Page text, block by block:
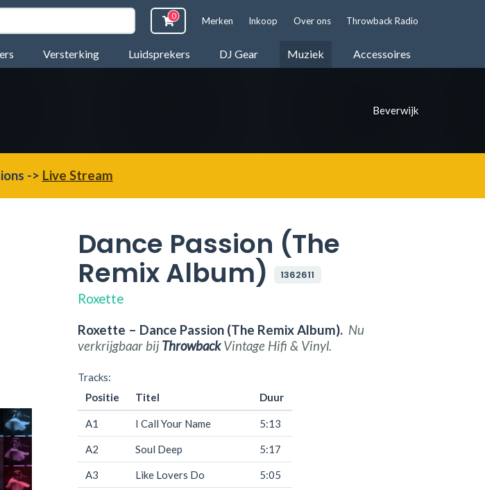
Versterking Luidsprekers DJ Gear Muziek Accessoires
Merken Inkoop Over ons Throwback Radio
Beverwijk
-> Live Stream
Dance Passion (The
Remix Album)
1362611
Roxette
Roxette – Dance Passion (The Remix Album). Nu
verkrijgbaar bij ThrowbackVintage Hifi & Vinyl.
Tracks:
Positie
Titel Duur
A1 I Call Your Name 5:13
A2 Soul Deep 5:17
A3 Like Lovers Do 5:05